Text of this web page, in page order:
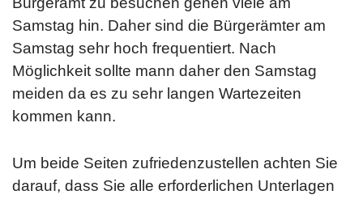
Samstag hin. Daher sind die Bürgerämter am
Samstag sehr hoch frequentiert. Nach
Möglichkeit sollte mann daher den Samstag
meiden da es zu sehr langen Wartezeiten
kommen kann.
Um beide Seiten zufriedenzustellen achten Sie
darauf, dass Sie alle erforderlichen Unterlagen